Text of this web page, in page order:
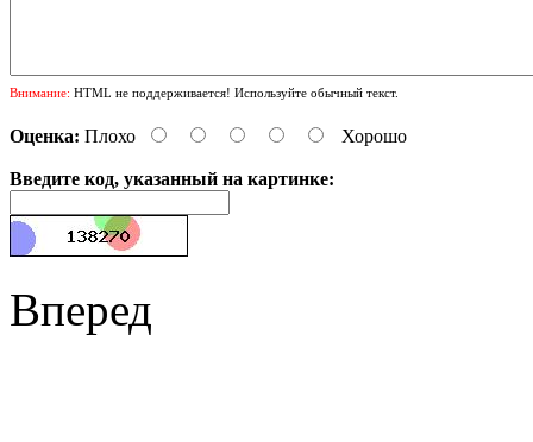
Внимание: HTML не поддерживается! Используйте обычный текст.
Оценка: Плохо Хорошо
Введите код, указанный на картинке:
Вперед